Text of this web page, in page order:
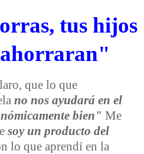
tus hijos
que lo que
no nos ayudará en el
bien" Me
soy un producto del
lo que aprendí en la